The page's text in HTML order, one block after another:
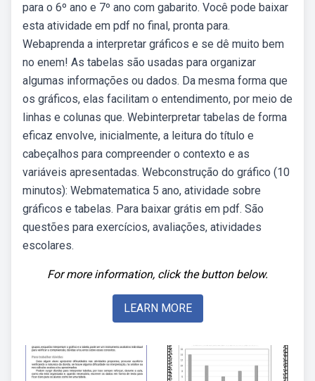
para o 6º ano e 7º ano com gabarito. Você pode baixar
esta atividade em pdf no final, pronta para.
Webaprenda a interpretar gráficos e se dê muito bem
no enem! As tabelas são usadas para organizar
algumas informações ou dados. Da mesma forma que
os gráficos, elas facilitam o entendimento, por meio de
linhas e colunas que. Webinterpretar tabelas de forma
eficaz envolve, inicialmente, a leitura do título e
cabeçalhos para compreender o contexto e as
variáveis apresentadas. Webconstrução do gráfico (10
minutos): Webmatematica 5 ano, atividade sobre
gráficos e tabelas. Para baixar grátis em pdf. São
questões para exercícios, avaliações, atividades
escolares.
For more information, click the button below.
LEARN MORE